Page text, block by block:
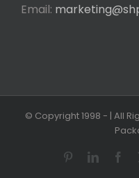
Email:
© Copyright 1998 - | All
PinterestLinkedIn